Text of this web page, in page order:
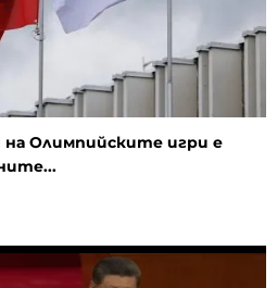
Олимпийските игри е